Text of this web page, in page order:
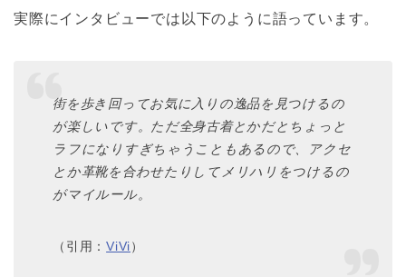
実際にインタビューでは以下のように語っています。
街を歩き回ってお気に入りの逸品を見つけるの
が楽しいです。ただ全身古着とかだとちょっと
ラフになりすぎちゃうこともあるので、アクセ
とか革靴を合わせたりしてメリハリをつけるの
がマイルール。
（引用：ViVi）